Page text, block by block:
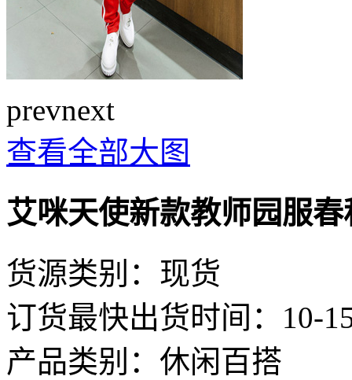
prevnext
查看全部大图
艾咪天使新款教师园服
货源类别：现货
订货最快出货时间：10-
产品类别：休闲百搭